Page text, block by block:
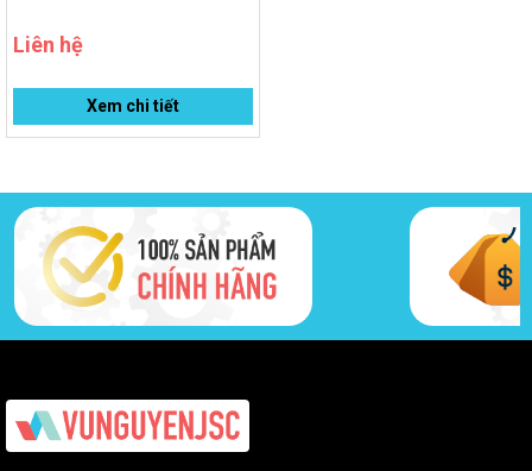
Liên hệ
Xem chi tiết